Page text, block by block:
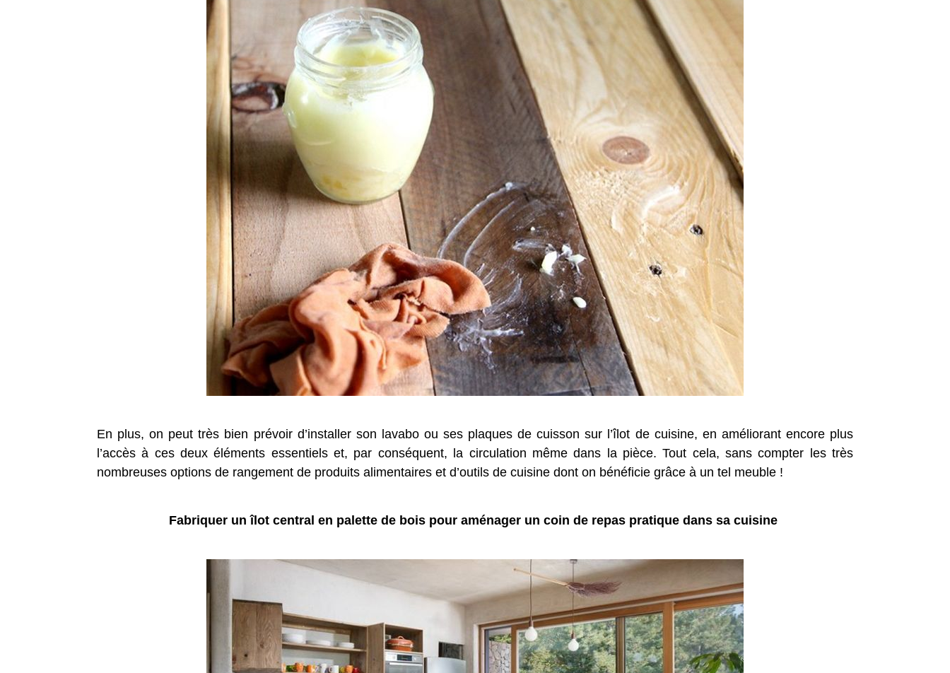
En plus, on peut très bien prévoir d’installer son lavabo ou ses plaques de cuisson sur l’îlot de cuisine, en améliorant encore plus
l’accès à ces deux éléments essentiels et, par conséquent, la circulation même dans la pièce. Tout cela, sans compter les très
nombreuses options de rangement de produits alimentaires et d’outils de cuisine dont on bénéficie grâce à un tel meuble !
Fabriquer un îlot central en palette de bois pour aménager un coin de repas pratique dans sa cuisine